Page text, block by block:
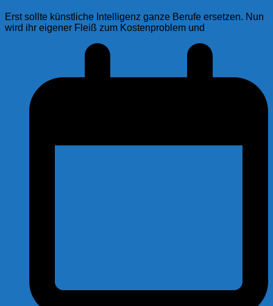
Erst sollte künstliche Intelligenz ganze Berufe ersetzen. Nun
wird ihr eigener Fleiß zum Kostenproblem und